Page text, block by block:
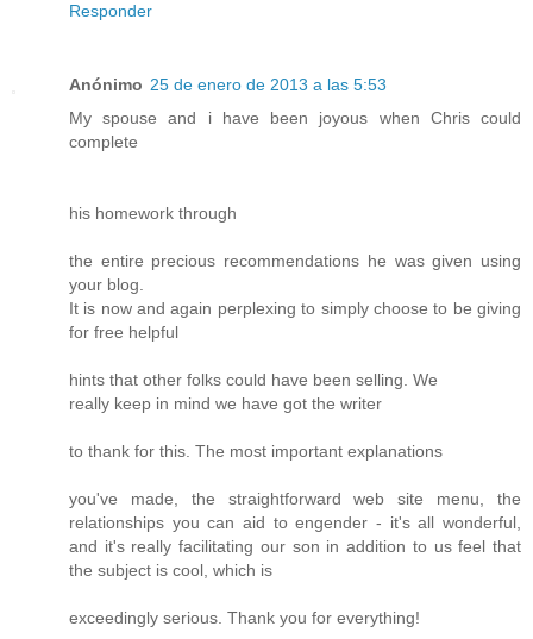
Responder
Anónimo 25 de enero de 2013 a las 5:53
My spouse and i have been joyous when Chris could
complete
his homework through
the entire precious recommendations he was given using
your blog.
It is now and again perplexing to simply choose to be giving
for free helpful
hints that other folks could have been selling. We
really keep in mind we have got the writer
to thank for this. The most important explanations
you've made, the straightforward web site menu, the
relationships you can aid to engender - it's all wonderful,
and it's really facilitating our son in addition to us feel that
the subject is cool, which is
exceedingly serious. Thank you for everything!